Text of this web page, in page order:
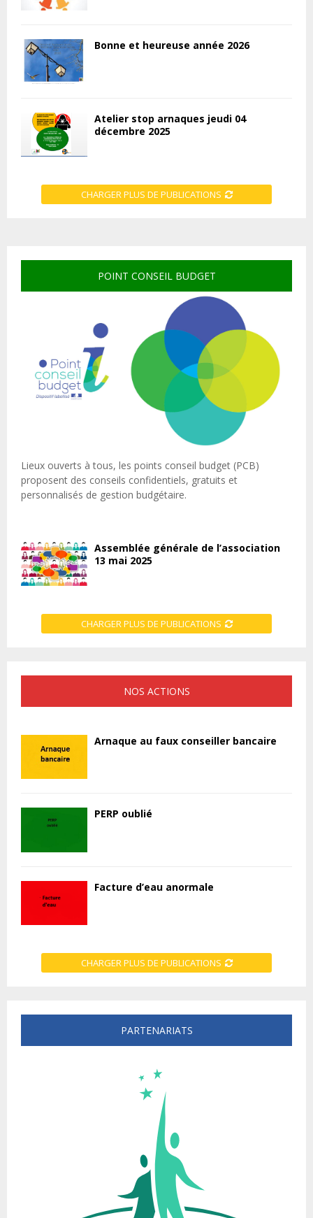
Bonne et heureuse année 2026
Atelier stop arnaques jeudi 04
décembre 2025
CHARGER PLUS DE PUBLICATIONS
POINT CONSEIL BUDGET
Lieux ouverts à tous, les points conseil budget (PCB)
proposent des conseils confidentiels, gratuits et
personnalisés de gestion budgétaire.
Assemblée générale de l’association
13 mai 2025
CHARGER PLUS DE PUBLICATIONS
NOS ACTIONS
Arnaque au faux conseiller bancaire
PERP oublié
Facture d’eau anormale
CHARGER PLUS DE PUBLICATIONS
PARTENARIATS